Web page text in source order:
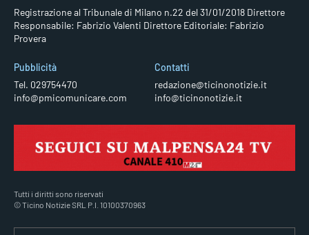
Registrazione al Tribunale di Milano n.22 del 31/01/2018 Direttore
Responsabile: Fabrizio Valenti Direttore Editoriale: Fabrizio
Provera
Pubblicità
Tel. 029754470
info@pmicomunicare.com
Contatti
redazione@ticinonotizie.it
info@ticinonotizie.it
Tutti i diritti sono riservati
© Ticino Notizie SRL P.I. 10100370963